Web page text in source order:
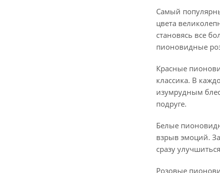
Самый
цвета
становясь все
пионовидные
Красные
классика. В
изумрудным
подруге.
Белые
взрыв эмоций.
сразу
Розовые